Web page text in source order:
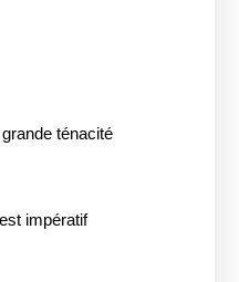
ténacité
impératif